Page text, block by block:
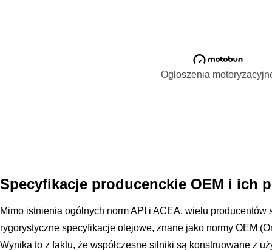
Ogłoszenia
Specyfikacje producenckie OEM i ich
Mimo istnienia ogólnych norm API i ACEA, wielu producentów
rygorystyczne specyfikacje olejowe, znane jako normy OEM
Wynika to z faktu, że współczesne silniki są konstruowane z